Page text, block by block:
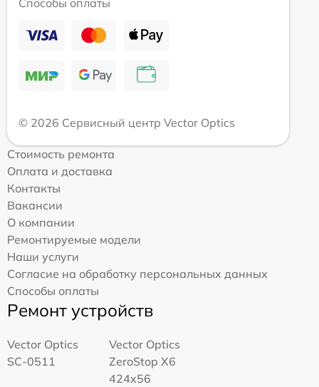
Способы оплаты
© 2026 Сервисный центр Vector Optics
Стоимость ремонта
Оплата и доставка
Контакты
Вакансии
О компании
Ремонтируемые модели
Наши услуги
Согласие на обработку персональных данных
Способы оплаты
Ремонт устройств
Vector Optics
SC-0511
Vector Optics
ZeroStop X6
424x56